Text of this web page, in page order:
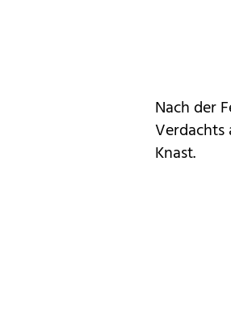
Nach der
Verdachts
Knast.